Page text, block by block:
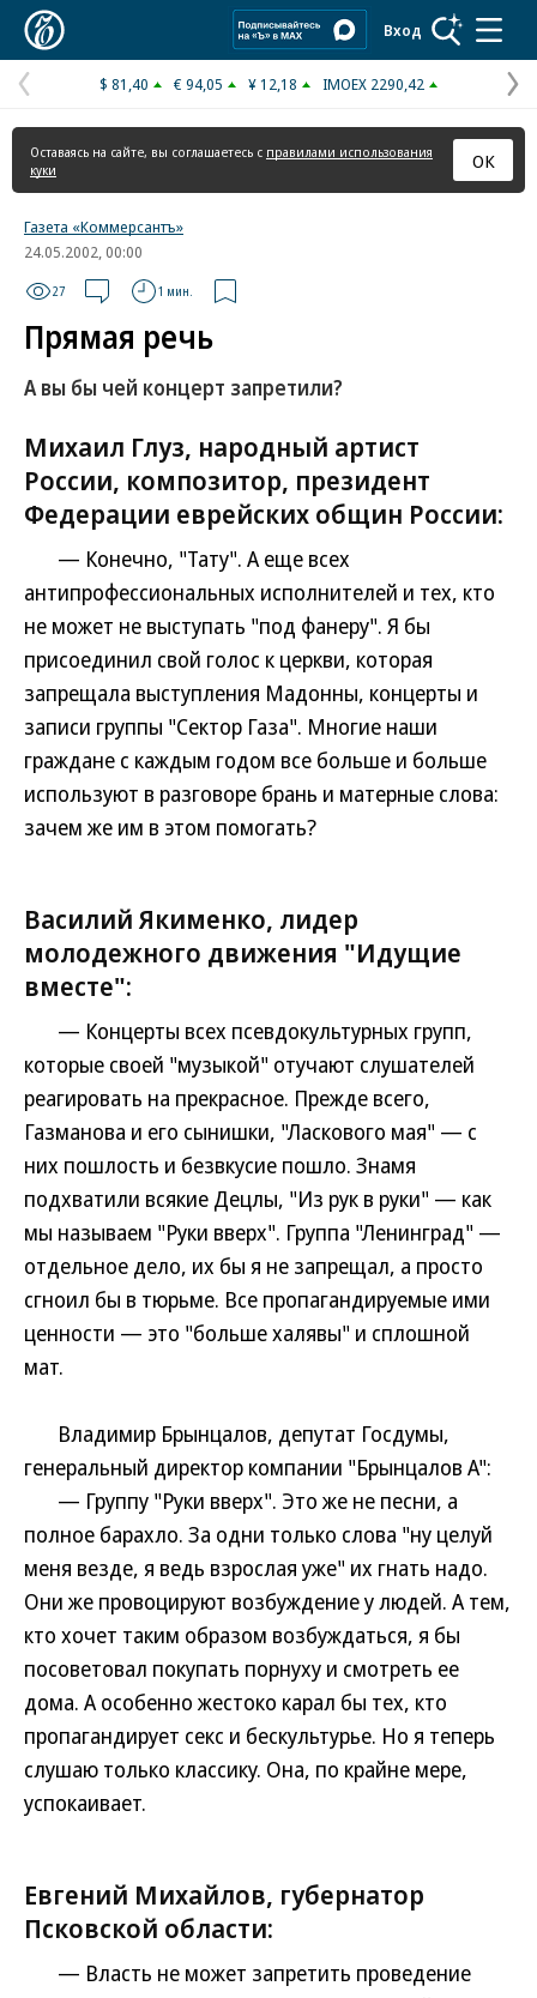
Вход
Предыдущая
страница
$ 81,40 € 94,05 ¥ 12,18 IMOEX 2290,42
Оставаясь на сайте, вы соглашаетесь с правилами использования
куки
ОК
Газета «Коммерсантъ»
24.05.2002, 00:00
27 1 мин.
Прямая речь
А вы бы чей концерт запретили?
Михаил Глуз, народный артист
России, композитор, президент
Федерации еврейских общин России:
— Конечно, "Тату". А еще всех
антипрофессиональных исполнителей и тех, кто
не может не выступать "под фанеру". Я бы
присоединил свой голос к церкви, которая
запрещала выступления Мадонны, концерты и
записи группы "Сектор Газа". Многие наши
граждане с каждым годом все больше и больше
используют в разговоре брань и матерные слова:
зачем же им в этом помогать?
Василий Якименко, лидер
молодежного движения "Идущие
вместе":
— Концерты всех псевдокультурных групп,
которые своей "музыкой" отучают слушателей
реагировать на прекрасное. Прежде всего,
Газманова и его сынишки, "Ласкового мая" — с
них пошлость и безвкусие пошло. Знамя
подхватили всякие Децлы, "Из рук в руки" — как
мы называем "Руки вверх". Группа "Ленинград" —
отдельное дело, их бы я не запрещал, а просто
сгноил бы в тюрьме. Все пропагандируемые ими
ценности — это "больше халявы" и сплошной
мат.
Владимир Брынцалов, депутат Госдумы,
генеральный директор компании "Брынцалов А":
— Группу "Руки вверх". Это же не песни, а
полное барахло. За одни только слова "ну целуй
меня везде, я ведь взрослая уже" их гнать надо.
Они же провоцируют возбуждение у людей. А тем,
кто хочет таким образом возбуждаться, я бы
посоветовал покупать порнуху и смотреть ее
дома. А особенно жестоко карал бы тех, кто
пропагандирует секс и бескультурье. Но я теперь
слушаю только классику. Она, по крайне мере,
успокаивает.
Евгений Михайлов, губернатор
Псковской области:
— Власть не может запретить проведение